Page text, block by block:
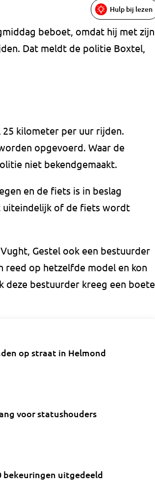
Hulp bij lezen
beboet, omdat hij met zijn
Dat meldt de politie Boxtel,
kilometer per uur rijden.
opgevoerd. Waar de
niet bekendgemaakt.
en de fiets is in beslag
uiteindelijk of de fiets wordt
Gestel ook een bestuurder
reed op hetzelfde model en kon
deze bestuurder kreeg een boete
op straat in Helmond
voor statushouders
bekeuringen uitgedeeld